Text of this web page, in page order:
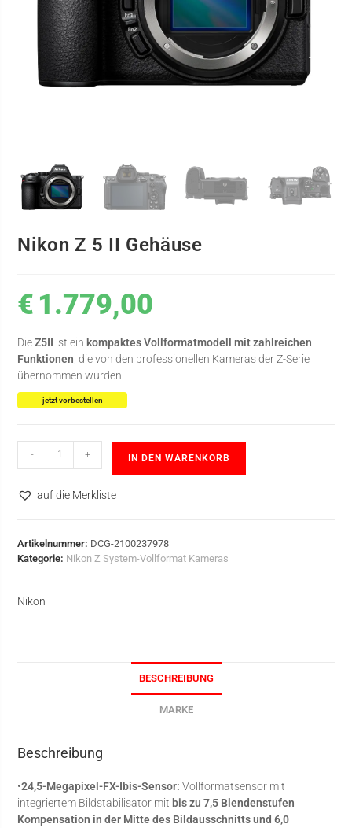
Nikon Z 5 II Gehäuse
€ 1.779,00
DieZ5II ist ein kompaktes Vollformatmodell mit zahlreichen
Funktionen , die von den professionellen Kameras der Z-Serie
übernommen wurden.
jetzt vorbestellen
- + IN DEN WARENKORB
auf die Merkliste
Artikelnummer: DCG-2100237978
Kategorie: Nikon Z System-Vollformat Kameras
Nikon
BESCHREIBUNG
MARKE
Beschreibung
•24,5-Megapixel-FX-Ibis-Sensor: Vollformatsensor mit
integriertem Bildstabilisator mit bis zu 7,5 Blendenstufen
Kompensation in der Mitte des Bildausschnitts und 6,0